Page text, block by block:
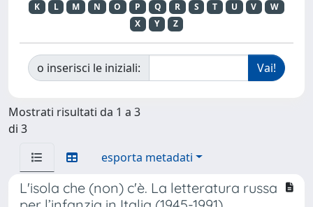
K
L M N O P Q R S T U V
W
X
Y Z
o inserisci le iniziali:
Mostrati risultati da 1 a 3
di 3
esporta metadati
L'isola che (non) c'è. La letteratura russa